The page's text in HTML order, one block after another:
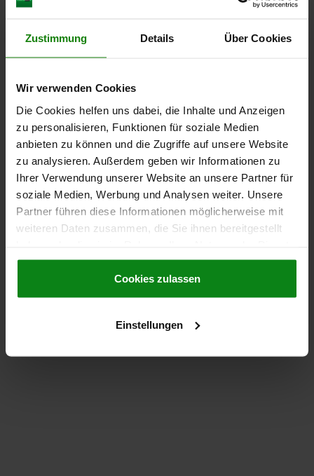
Zustimmung Details Über Cookies
Wir verwenden Cookies
Die Cookies helfen uns dabei, die Inhalte und Anzeigen
zu personalisieren, Funktionen für soziale Medien
anbieten zu können und die Zugriffe auf unsere Website
zu analysieren. Außerdem geben wir Informationen zu
Ihrer Verwendung unserer Website an unsere Partner für
soziale Medien, Werbung und Analysen weiter. Unsere
Partner führen diese Informationen möglicherweise mit
weiteren Daten zusammen, die Sie ihnen bereitgestellt
gesammelt haben.Cookie Richtlinien
Datenschutz|AGB
Cookies zulassen
Einstellungen
Andere Kunden kauften auch
05561-02
Drehriegel Edelstahl, kompakt, Gehäusedurchmesser
20 mm
DETAILS